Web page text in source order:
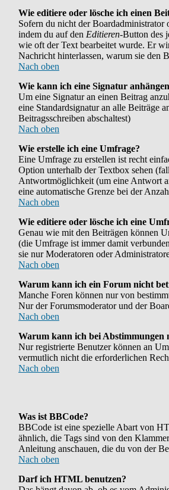
Wie editiere oder lösche ich einen
Sofern du nicht der Boardadministrator
indem du auf den Editieren-Button des
wie oft der Text bearbeitet wurde. Er
Nachricht hinterlassen, warum sie den
Nach oben
Wie kann ich eine Signatur
Um eine Signatur an einen Beitrag
eine Standardsignatur an alle Beiträge
Beitragsschreiben abschaltest)
Nach oben
Wie erstelle ich eine Umfrage?
Eine Umfrage zu erstellen ist recht
Option unterhalb der Textbox sehen
Antwortmöglichkeit (um eine Antwort
eine automatische Grenze bei der
Nach oben
Wie editiere oder lösche ich eine
Genau wie mit den Beiträgen können
(die Umfrage ist immer damit
sie nur Moderatoren oder
Nach oben
Warum kann ich ein Forum nicht
Manche Foren können nur von
Nur der Forumsmoderator und der
Nach oben
Warum kann ich bei Abstimmungen
Nur registrierte Benutzer können an
vermutlich nicht die erforderlichen
Nach oben
Was ist BBCode?
BBCode ist eine spezielle Abart von
ähnlich, die Tags sind von den
Anleitung anschauen, die du von der
Nach oben
Darf ich HTML benutzen?